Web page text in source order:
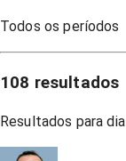
Todos os períodos
108 resultados
Resultados para dia